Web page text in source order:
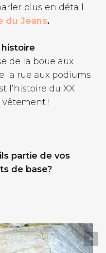
plus en détail
du Jeans.
histoire
de la boue aux
la rue aux podiums
l’histoire du XX
vêtement !
partie de vos
de base?